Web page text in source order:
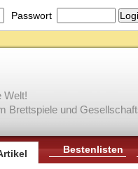
Passwort
Welt!
Brettspiele und
Bestenlisten